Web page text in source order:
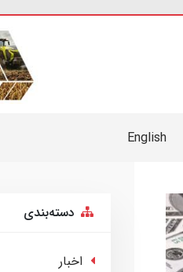
English
دسته‌بندی
اخبار